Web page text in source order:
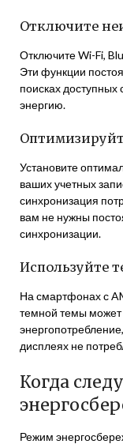
Отключите
Отключите Wi-Fi,
Эти функции
поисках доступных
энергию.
Установите
ваших учетных
синхронизация
вам не нужны
синхронизации.
Используйте
На смартфонах с
темной темы может
дисплеях не
Когда
Режим